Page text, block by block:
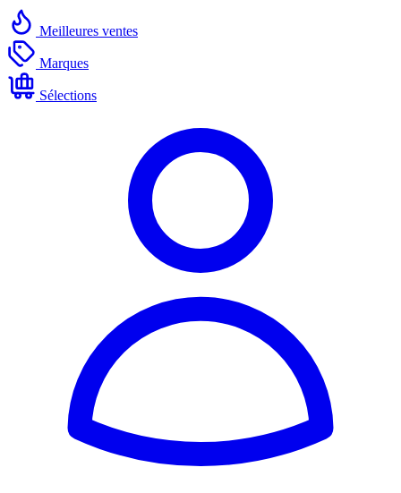
Meilleures ventes
Marques
Sélections